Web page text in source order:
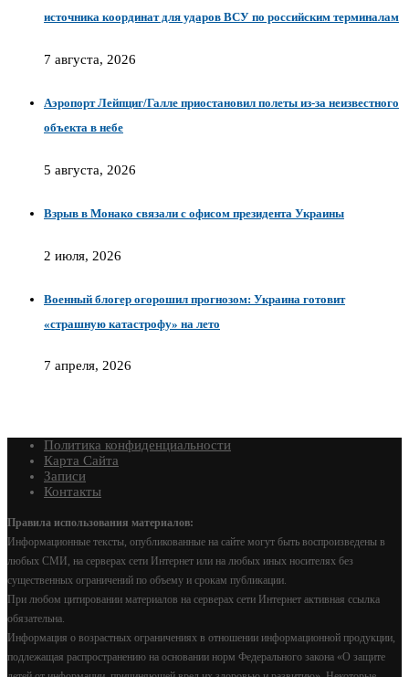
источника координат для ударов ВСУ по российским терминалам
7 августа, 2026
Аэропорт Лейпциг/Галле приостановил полеты из-за неизвестного
объекта в небе
5 августа, 2026
Взрыв в Монако связали с офисом президента Украины
2 июля, 2026
Военный блогер огорошил прогнозом: Украина готовит
«страшную катастрофу» на лето
7 апреля, 2026
Политика конфиденциальности
Карта Сайта
Записи
Контакты
Правила использования материалов:
Информационные тексты, опубликованные на сайте могут быть воспроизведены в
любых СМИ, на серверах сети Интернет или на любых иных носителях без
существенных ограничений по объему и срокам публикации.
При любом цитировании материалов на серверах сети Интернет активная ссылка
обязательна.
Информация о возрастных ограничениях в отношении информационной продукции,
подлежащая распространению на основании норм Федерального закона «О защите